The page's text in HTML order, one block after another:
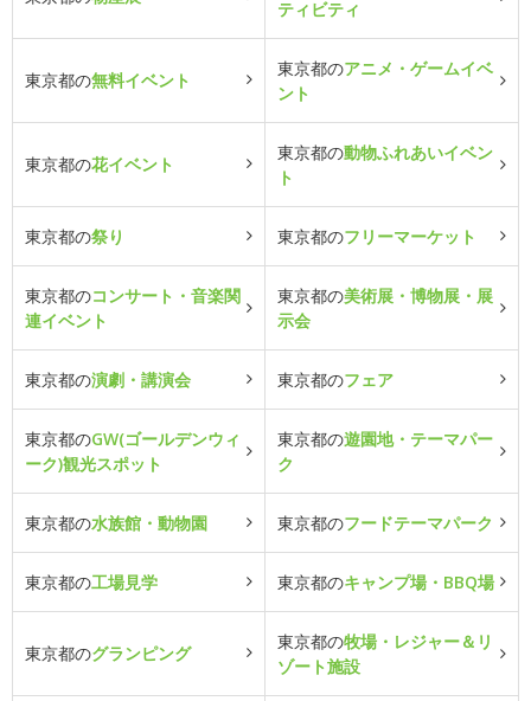
ティビティ
東京都の無料イベント
東京都のアニメ・ゲームイベ
ント
東京都の花イベント
東京都の動物ふれあいイベン
ト
東京都の祭り 東京都のフリーマーケット
東京都のコンサート・音楽関
連イベント
東京都の美術展・博物展・展
示会
東京都の演劇・講演会 東京都のフェア
東京都のGW(ゴールデンウィ
ーク)観光スポット
東京都の遊園地・テーマパー
ク
東京都の水族館・動物園 東京都のフードテーマパーク
東京都の工場見学 東京都のキャンプ場・BBQ場
東京都のグランピング
東京都の牧場・レジャー＆リ
ゾート施設